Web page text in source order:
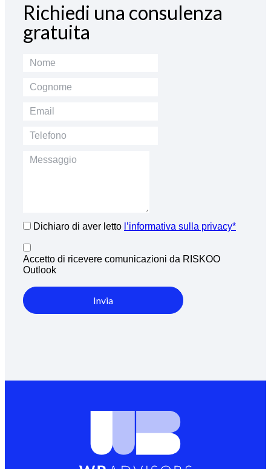
Richiedi una consulenza
gratuita
Dichiaro di aver letto l’informativa sulla privacy*
Accetto di ricevere comunicazioni da RISKOO
Outlook
Invia